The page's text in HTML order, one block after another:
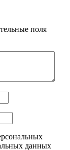
поля
данных